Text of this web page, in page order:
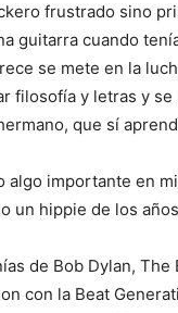
frustrado sino
guitarra cuando
se mete en la
filosofía y letras y
que sí
algo importante en
un hippie de los años
de Bob Dylan, The
con la Beat